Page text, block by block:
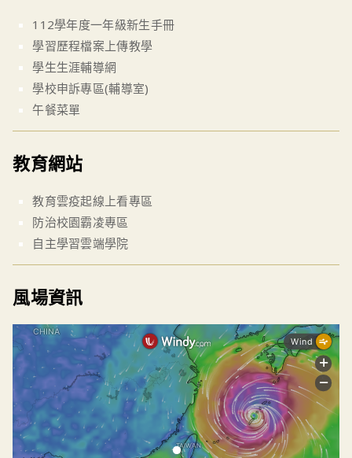
112學年度一年級新生手冊
學習歷程檔案上傳教學
學生生涯輔導網
學校申訴專區(輔導室)
午餐菜單
教育網站
教育雲疫起線上看專區
防治校園霸凌專區
自主學習雲端學院
風場資訊